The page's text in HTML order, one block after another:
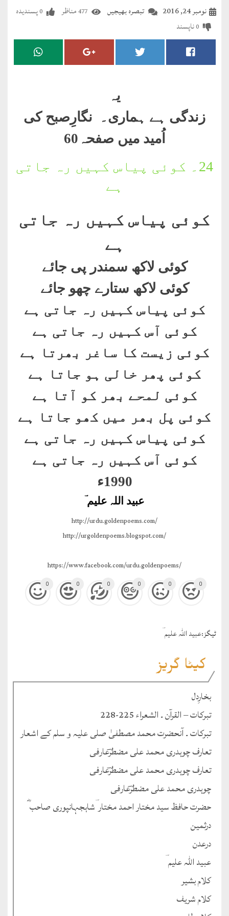
مضطرؔ
دستِ
درعدن
تبصرہ بھیجیں نومبر 24, 2016 477مناظر 0پسندیدہ
0ناپسند
یہ
زندگی ہے ہماری۔ نگارِصبح کی
اُمید میں صفحہ60
24۔
کوئی پیاس کہیں رہ جاتی
ہے
کوئی پیاس کہیں رہ جاتی
ہے
کوئی لاکھ سمندر پی جائے
کوئی لاکھ ستارے چھو جائے
کوئی پیاس کہیں رہ جاتی ہے
کوئی آس کہیں رہ جاتی ہے
کوئی زیست کا ساغر بھرتا ہے
کوئی پھر خالی ہو جاتا ہے
کوئی لمحے بھر کو آتا ہے
کوئی پل بھر میں کھو جاتا ہے
کوئی پیاس کہیں رہ جاتی ہے
کوئی آس کہیں رہ جاتی ہے
1990ء
عبید اللہ علیم ؔ
http://urdu.goldenpoems.com/
http://urgoldenpoems.blogspot.com/
https://www.facebook.com/urdu.goldenpoems/
0 0 0 0 0 0
ٹيگز:عبید اللہ علیم ؔ
کیٹا گریز
بخارِدل
تبرکات – القرآن ۔ الشعراء 225-228
تبرکات ۔ آنحضرت محمد مصطفیٰ صلی علیہ و سلم کے اشعار
تعارف چوہدری محمد علی مضطرؔعارفی
تعارف چوہدری محمد علی مضطرؔعارفی
چوہدری محمد علی مضطرؔعارفی
حضرت حافظ سید مختار احمد مختار ؔشاہجہانپوری صاحب ؓ
درثمین
درعدن
عبید اللہ علیم ؔ
کلام بشیر
کلام شریف